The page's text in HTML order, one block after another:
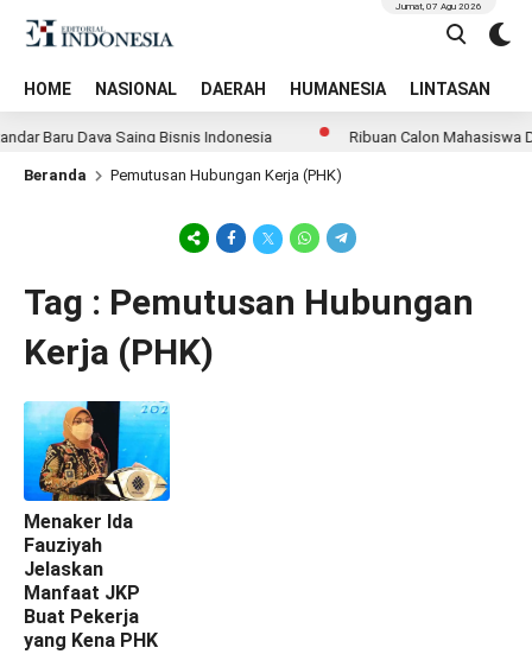
HOME NASIONAL DAERAH HUMANESIA LINTASAN
Jumat, 07 Agu 2026
Baru Daya Saing Bisnis Indonesia Ribuan Calon Mahasiswa
Beranda Pemutusan Hubungan Kerja (PHK)
Tag : Pemutusan Hubungan
Kerja (PHK)
Menaker Ida
Fauziyah
Jelaskan
Manfaat JKP
Buat Pekerja
yang Kena PHK